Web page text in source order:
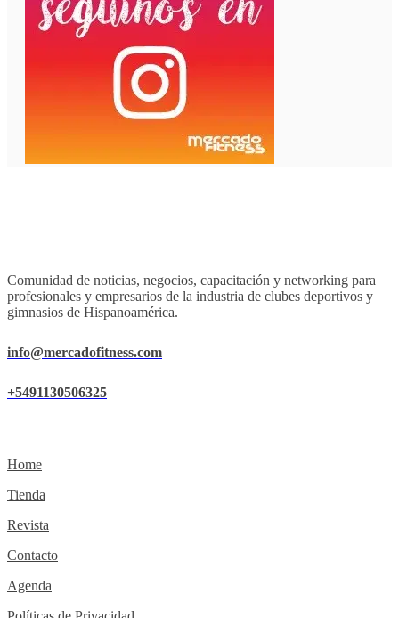
Comunidad de noticias, negocios, capacitación y networking para
profesionales y empresarios de la industria de clubes deportivos y
gimnasios de Hispanoamérica.
info@mercadofitness.com
+5491130506325
Home
Tienda
Revista
Contacto
Agenda